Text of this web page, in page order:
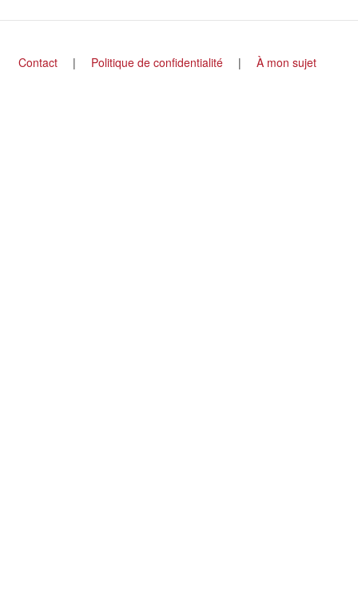
Footer
Contact Politique de confidentialité À mon sujet